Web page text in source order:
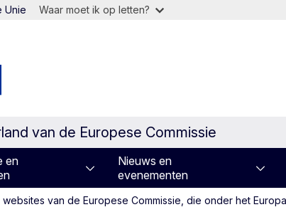
Unie Waar moet ik op letten?
van de Europese Commissie
en
Nieuws en
evenementen
van de Europese Commissie, die onder het